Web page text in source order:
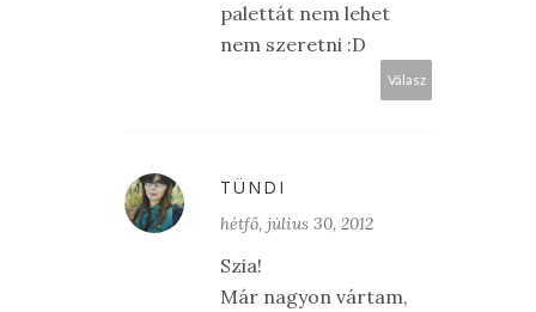
palettát nem lehet
nem szeretni :D
Válasz
TÜNDI
hétfő, július 30, 2012
Szia!
Már nagyon vártam,